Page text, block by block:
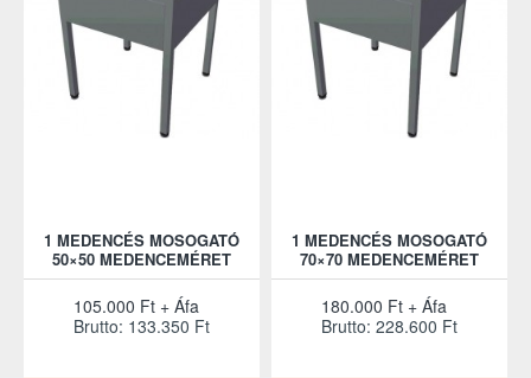
A kép csak illusztráció!
1 MEDENCÉS MOSOGATÓ
50×50 MEDENCEMÉRET
105.000 Ft + Áfa
Brutto: 133.350 Ft
1 MEDENCÉS MOSOGATÓ
70×70 MEDENCEMÉRET
180.000 Ft + Áfa
Brutto: 228.600 Ft